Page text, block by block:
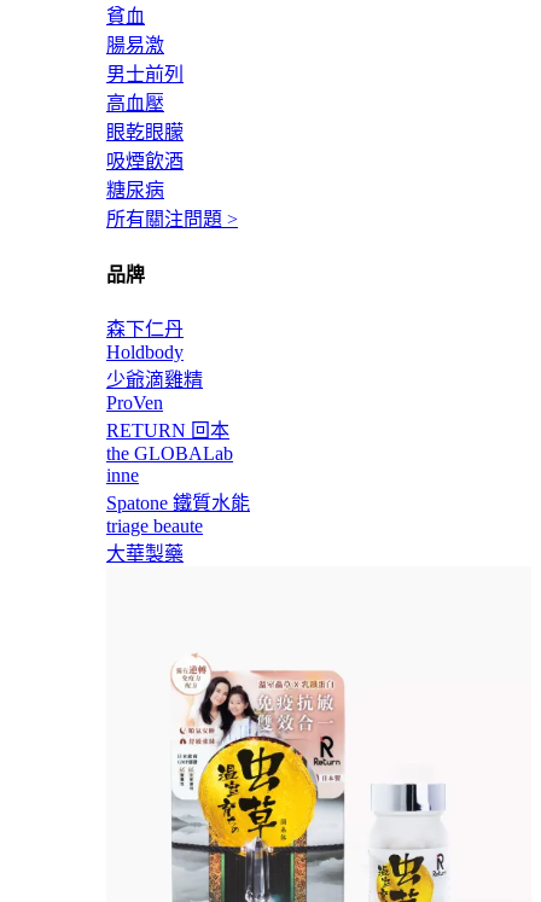
貧血
腸易激
男士前列
高血壓
眼乾眼朦
吸煙飲酒
糖尿病
所有關注問題 >
品牌
森下仁丹
Holdbody
少爺滴雞精
ProVen
RETURN 回本
the GLOBALab
inne
Spatone 鐵質水能
triage beaute
大華製藥